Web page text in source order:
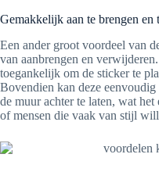
Gemakkelijk aan te brengen en
Een ander groot voordeel van
van aanbrengen en
toegankelijk om de sticker te
Bovendien kan deze
de muur achter te laten, wat
of mensen die vaak van stijl